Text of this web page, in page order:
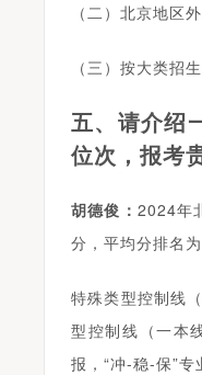
（二）北京地区
（三）按大类招
五、请介绍
位次，报考
胡德俊： 2024年
分，平均分排名
特殊类型控制线
型控制线（一本
报，“冲-稳-保”专